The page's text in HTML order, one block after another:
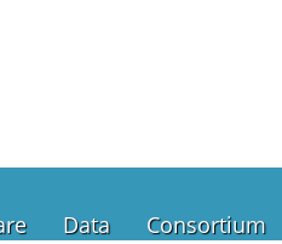
Data Consortium